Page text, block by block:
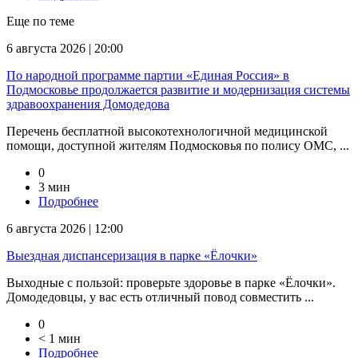
Еще по теме
6 августа 2026 | 20:00
По народной программе партии «Единая Россия» в
Подмосковье продолжается развитие и модернизация системы
здравоохранения Домодедова
Перечень бесплатной высокотехнологичной медицинской
помощи, доступной жителям Подмосковья по полису ОМС, ...
0
3 мин
Подробнее
6 августа 2026 | 12:00
Выездная диспансеризация в парке «Ёлочки»
Выходные с пользой: проверьте здоровье в парке «Ёлочки».
Домодедовцы, у вас есть отличный повод совместить ...
0
< 1 мин
Подробнее